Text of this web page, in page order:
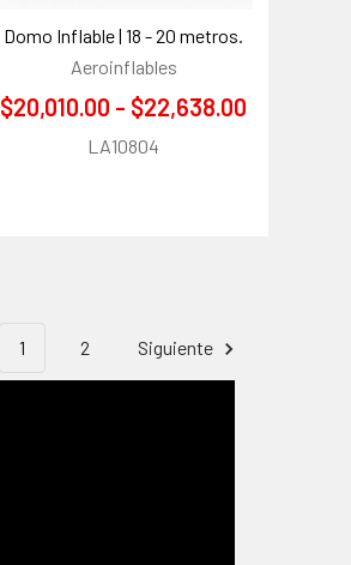
Domo Inflable | 18 - 20 metros.
Aeroinflables
$20,010.00 - $22,638.00
LA10804
1 2 Siguiente